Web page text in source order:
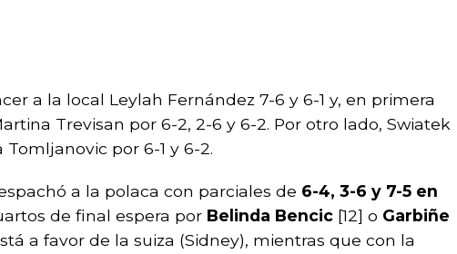
a la local Leylah Fernández 7-6 y 6-1 y, en primera
Trevisan por 6-2, 2-6 y 6-2. Por otro lado, Swiatek
por 6-1 y 6-2.
a la polaca con parciales de 6-4, 3-6 y 7-5 en
de final espera por Belinda Bencic [12] o Garbiñe
a favor de la suiza (Sidney), mientras que con la